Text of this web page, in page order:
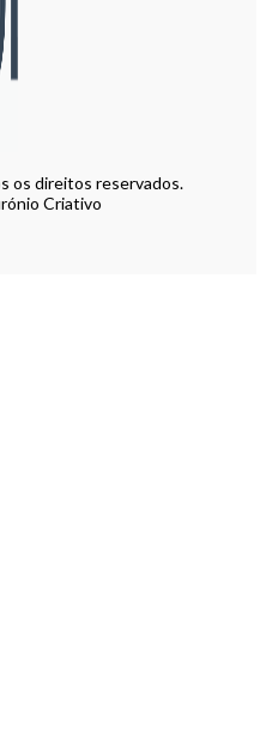
os direitos reservados.
Criativo